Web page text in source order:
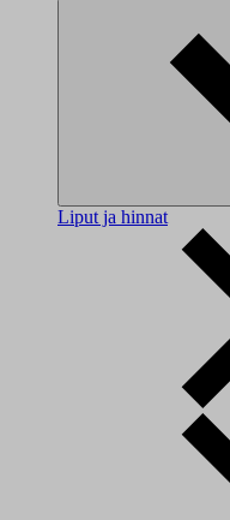
Liput ja hinnat